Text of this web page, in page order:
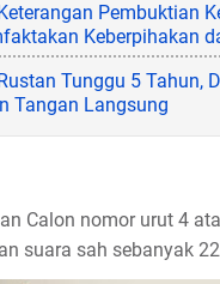
Keterangan Pembuktian
Keberpihakan
Rustan Tunggu 5 Tahun,
Tangan Langsung
Calon nomor urut 4
suara sah sebanyak